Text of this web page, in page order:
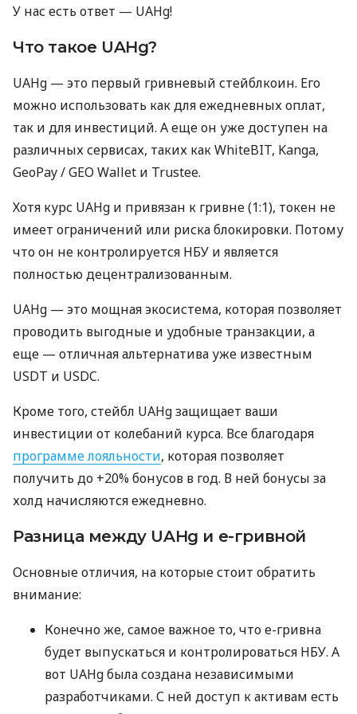
У нас есть ответ — UAHg!
Что такое UAHg?
UAHg — это первый гривневый стейблкоин. Его
можно использовать как для ежедневных оплат,
так и для инвестиций. А еще он уже доступен на
различных сервисах, таких как WhiteBIT, Kanga,
GeoPay / GEO Wallet и Trustee.
Хотя курс UAHg и привязан к гривне (1:1), токен не
имеет ограничений или риска блокировки. Потому
что он не контролируется НБУ и является
полностью децентрализованным.
UAHg — это мощная экосистема, которая позволяет
проводить выгодные и удобные транзакции, а
еще — отличная альтернатива уже известным
USDT и USDC.
Кроме того, стейбл UAHg защищает ваши
инвестиции от колебаний курса. Все благодаря
программе лояльности, которая позволяет
получить до +20% бонусов в год. В ней бонусы за
холд начисляются ежедневно.
Разница между UAHg и е-гривной
Основные отличия, на которые стоит обратить
внимание:
Конечно же, самое важное то, что е-гривна
будет выпускаться и контролироваться НБУ. А
вот UAHg была создана независимыми
разработчиками. С ней доступ к активам есть